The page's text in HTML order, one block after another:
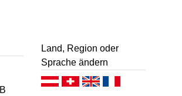
Land, Region oder
Sprache ändern
Deutsch (AT)Deutsch (CH)